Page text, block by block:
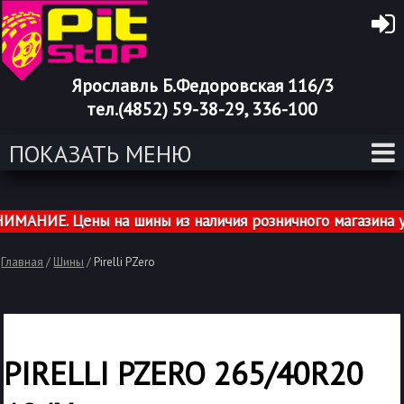
Ярославль Б.Федоровская 116/3
тел.(4852) 59-38-29, 336-100
ПОКАЗАТЬ МЕНЮ
Цены на шины из наличия розничного магазина
Главная / Шины / Pirelli PZero
PIRELLI PZERO 265/40R20